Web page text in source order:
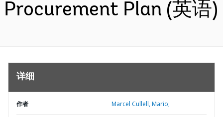
Procurement Plan (英语)
详细
作者 Marcel Cullell, Mario;